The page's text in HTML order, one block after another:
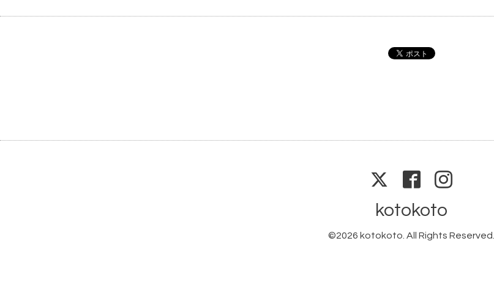
kotokoto
©2026 kotokoto . All Rights Reserved.